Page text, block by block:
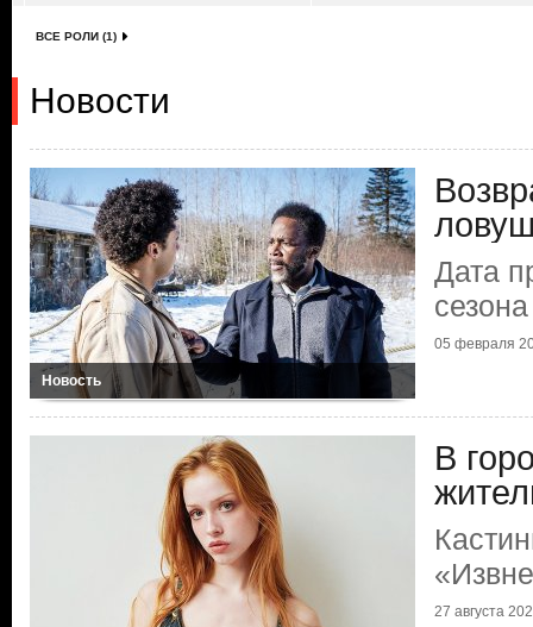
ВСЕ РОЛИ (1)
Новости
Новость
Дата
05 февраля
В
27 августа